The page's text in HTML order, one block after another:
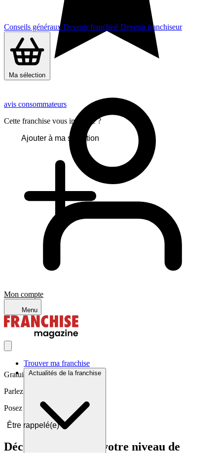
Conseils généraux Devenir franchisé Devenir franchiseur
Ma sélection
Mon compte
Menu
Trouver ma franchise
Actualités de la franchise
avis consommateurs
Cette franchise vous intéresse ?
Ajouter à ma sélection
Gratuit et sans engagement
Parlez à un expert
Posez vos questions en direct.
Être rappelé(e)
Découvrez quel est votre niveau de